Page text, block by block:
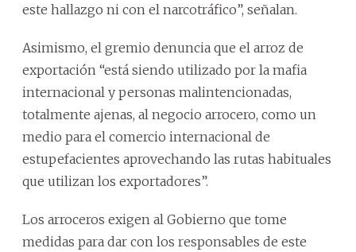
este hallazgo ni con el narcotráfico”, señalan.
Asimismo, el gremio denuncia que el arroz de
exportación “está siendo utilizado por la mafia
internacional y personas malintencionadas,
totalmente ajenas, al negocio arrocero, como un
medio para el comercio internacional de
estupefacientes aprovechando las rutas habituales
que utilizan los exportadores”.
Los arroceros exigen al Gobierno que tome
medidas para dar con los responsables de este